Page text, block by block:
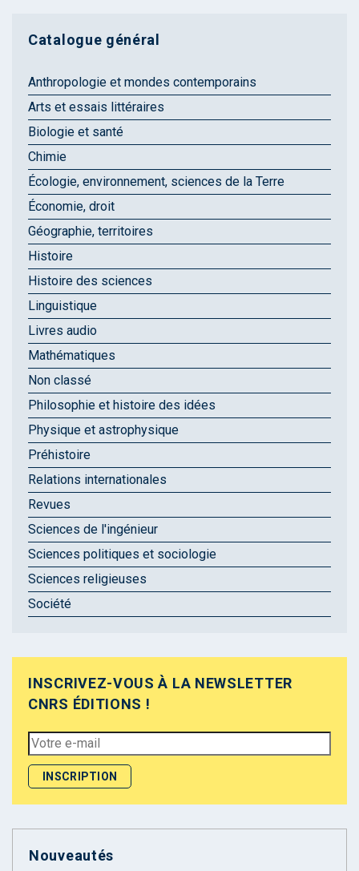
Catalogue général
Anthropologie et mondes contemporains
Arts et essais littéraires
Biologie et santé
Chimie
Écologie, environnement, sciences de la Terre
Économie, droit
Géographie, territoires
Histoire
Histoire des sciences
Linguistique
Livres audio
Mathématiques
Non classé
Philosophie et histoire des idées
Physique et astrophysique
Préhistoire
Relations internationales
Revues
Sciences de l'ingénieur
Sciences politiques et sociologie
Sciences religieuses
Société
INSCRIVEZ-VOUS À LA NEWSLETTER
CNRS ÉDITIONS !
Nouveautés